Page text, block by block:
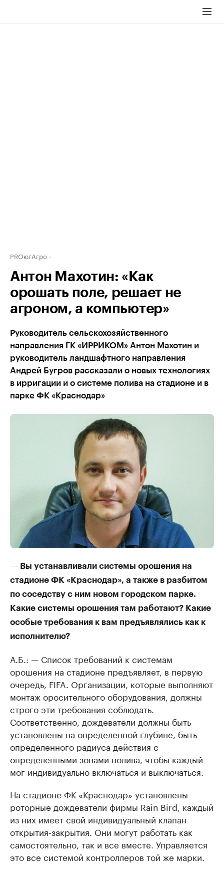
PROюгАгро
Антон Махотин: «Как
орошать поле, решает не
агроном, а компьютер»
Руководитель сельскохозяйственного
направления ГК «ИРРИКОМ» Антон Махотин и
руководитель ландшафтного направления
Андрей Бугров рассказали о новых технологиях
в ирригации и о системе полива на стадионе и в
парке ФК «Краснодар»
— Вы устанавливали системы орошения на
стадионе ФК «Краснодар», а также в разбитом
по соседству с ним новом городском парке.
Какие системы орошения там работают? Какие
особые требования к вам предъявлялись как к
исполнителю?
А.Б.: — Список требований к системам
орошения на стадионе предъявляет, в первую
очередь, FIFA. Организации, которые выполняют
монтаж оросительного оборудования, должны
строго эти требования соблюдать.
Соответственно, дождеватели должны быть
установлены на определенной глубине, быть
определенного радиуса действия с
определенными зонами полива, чтобы каждый
мог индивидуально включаться и выключаться.
На стадионе ФК «Краснодар» установлены
роторные дождеватели фирмы Rain Bird, каждый
из них имеет свой индивидуальный клапан
открытия-закрытия. Они могут работать как
самостоятельно, так и все вместе. Управляется
это все системой контроллеров той же марки.